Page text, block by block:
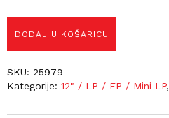
DODAJ U KOŠARICU
SKU: 25979
Kategorije: 12" / LP / EP / Mini LP,